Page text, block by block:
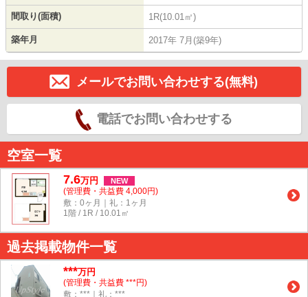
間取り(面積) 1R(10.01㎡)
築年月 2017年 7月(築9年)
メールでお問い合わせする(無料)
電話でお問い合わせする
空室一覧
7.6万円 NEW
(管理費・共益費 4,000円)
敷：0ヶ月｜礼：1ヶ月
1階 / 1R / 10.01㎡
過去掲載物件一覧
***万円
(管理費・共益費 ***円)
敷：***｜礼：***